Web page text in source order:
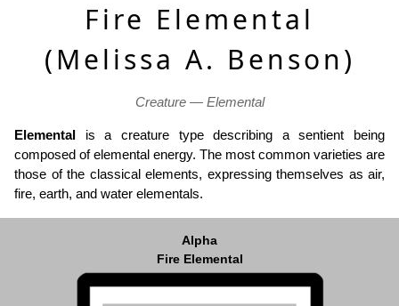
Fire Elemental
(Melissa A. Benson)
Creature — Elemental
Elemental is a creature type describing a sentient being
composed of elemental energy. The most common varieties are
those of the classical elements, expressing themselves as air,
fire, earth, and water elementals.
Alpha
Fire Elemental